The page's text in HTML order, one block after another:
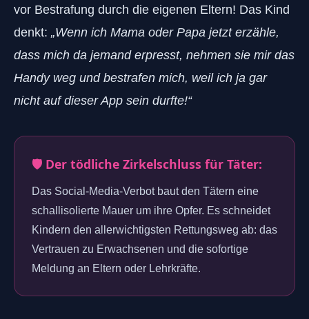
vor Bestrafung durch die eigenen Eltern! Das Kind
denkt: „Wenn ich Mama oder Papa jetzt erzähle,
dass mich da jemand erpresst, nehmen sie mir das
Handy weg und bestrafen mich, weil ich ja gar
nicht auf dieser App sein durfte!“
🛡️ Der tödliche Zirkelschluss für Täter:
Das Social-Media-Verbot baut den Tätern eine
schallisolierte Mauer um ihre Opfer. Es schneidet
Kindern den allerwichtigsten Rettungsweg ab: das
Vertrauen zu Erwachsenen und die sofortige
Meldung an Eltern oder Lehrkräfte.